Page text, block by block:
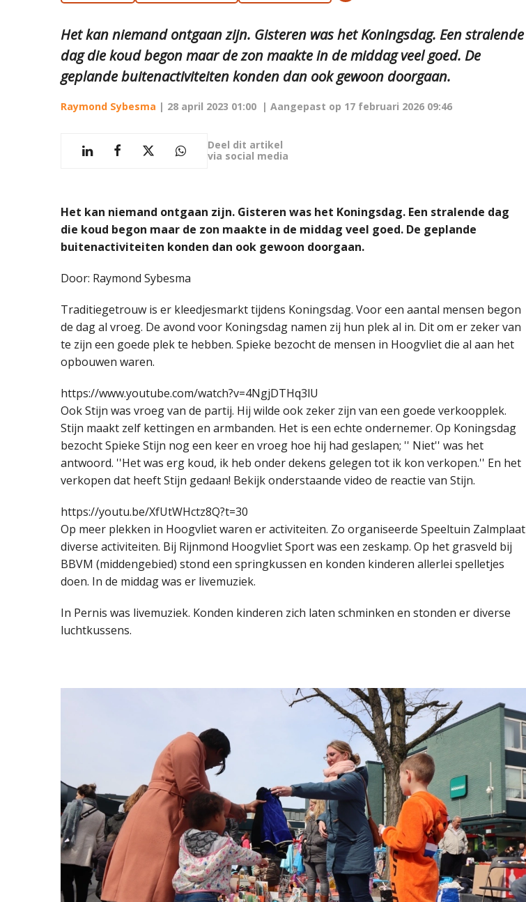
Het kan niemand ontgaan zijn. Gisteren was het Koningsdag. Een stralende
dag die koud begon maar de zon maakte in de middag veel goed. De
geplande buitenactiviteiten konden dan ook gewoon doorgaan.
Raymond Sybesma | 28 april 2023 01:00 | Aangepast op 17 februari 2026 09:46
Deel dit artikel
via social media
Het kan niemand ontgaan zijn. Gisteren was het Koningsdag. Een stralende dag
die koud begon maar de zon maakte in de middag veel goed. De geplande
buitenactiviteiten konden dan ook gewoon doorgaan.
Door: Raymond Sybesma
Traditiegetrouw is er kleedjesmarkt tijdens Koningsdag. Voor een aantal mensen begon
de dag al vroeg. De avond voor Koningsdag namen zij hun plek al in. Dit om er zeker van
te zijn een goede plek te hebben. Spieke bezocht de mensen in Hoogvliet die al aan het
opbouwen waren.
https://www.youtube.com/watch?v=4NgjDTHq3lU
Ook Stijn was vroeg van de partij. Hij wilde ook zeker zijn van een goede verkoopplek.
Stijn maakt zelf kettingen en armbanden. Het is een echte ondernemer. Op Koningsdag
bezocht Spieke Stijn nog een keer en vroeg hoe hij had geslapen; '' Niet'' was het
antwoord. ''Het was erg koud, ik heb onder dekens gelegen tot ik kon verkopen.'' En het
verkopen dat heeft Stijn gedaan! Bekijk onderstaande video de reactie van Stijn.
https://youtu.be/XfUtWHctz8Q?t=30
Op meer plekken in Hoogvliet waren er activiteiten. Zo organiseerde Speeltuin Zalmplaat
diverse activiteiten. Bij Rijnmond Hoogvliet Sport was een zeskamp. Op het grasveld bij
BBVM (middengebied) stond een springkussen en konden kinderen allerlei spelletjes
doen. In de middag was er livemuziek.
In Pernis was livemuziek. Konden kinderen zich laten schminken en stonden er diverse
luchtkussens.